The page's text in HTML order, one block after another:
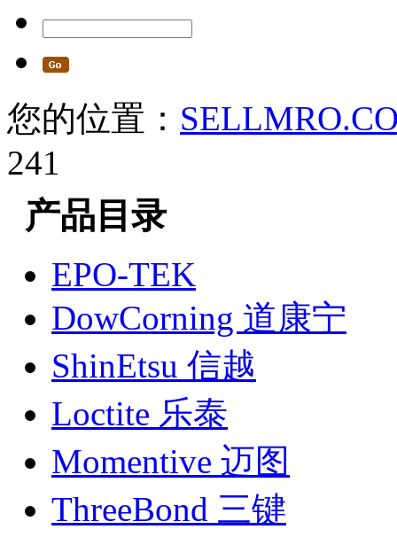
您的位置：
241
产品目录
EPO-TEK
DowCorning 道康宁
ShinEtsu 信越
Loctite 乐泰
Momentive 迈图
ThreeBond 三键